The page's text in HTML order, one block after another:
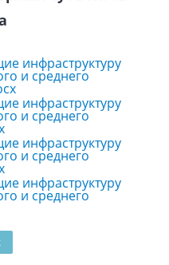
инфраструктуру
и среднего
инфраструктуру
и среднего
инфраструктуру
и среднего
инфраструктуру
и среднего